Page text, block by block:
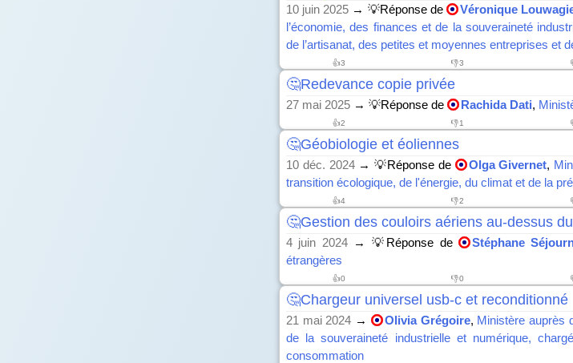
10 juin 2025 → 💡Réponse de Véronique
l’économie, des finances et de la souveraineté
de l’artisanat, des petites et moyennes entreprises et
👍3 👎3
🤔Redevance copie privée
27 mai 2025→ 💡Réponse de Rachida Dati,
👍2 👎1
🤔Géobiologie et éoliennes
10 déc. 2024→ 💡Réponse de Olga Givernet,
transition écologique, de l'énergie, du climat et de la
👍4 👎2
🤔Gestion des couloirs aériens au-dessus
4 juin 2024→ 💡Réponse de Stéphane
étrangères
👍0 👎0
🤔Chargeur universel usb-c et reconditionné
21 mai 2024 → Olivia Grégoire, Ministère auprès
de la souveraineté industrielle et numérique,
consommation